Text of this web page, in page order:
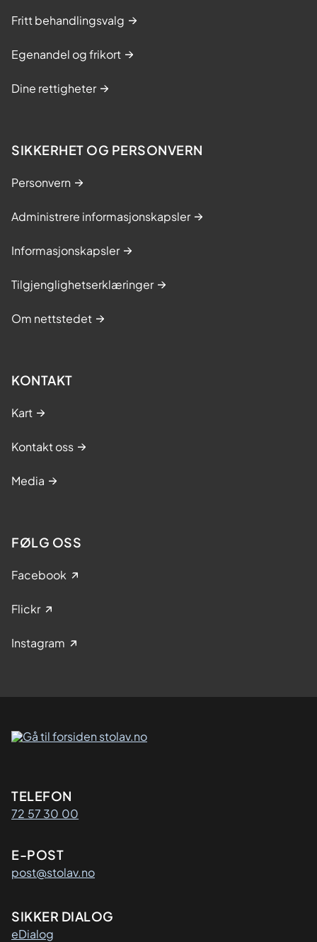
Fritt behandlingsvalg
Egenandel og frikort
Dine rettigheter
SIKKERHET OG PERSONVERN
Personvern
Administrere informasjonskapsler
Informasjonskapsler
Tilgjenglighetserklæringer
Om nettstedet
KONTAKT
Kart
Kontakt oss
Media
FØLG OSS
Facebook
Flickr
Instagram
Kontaktinformasjon
TELEFON
72 57 30 00
E-POST
post@stolav.no
SIKKER DIALOG
eDialog